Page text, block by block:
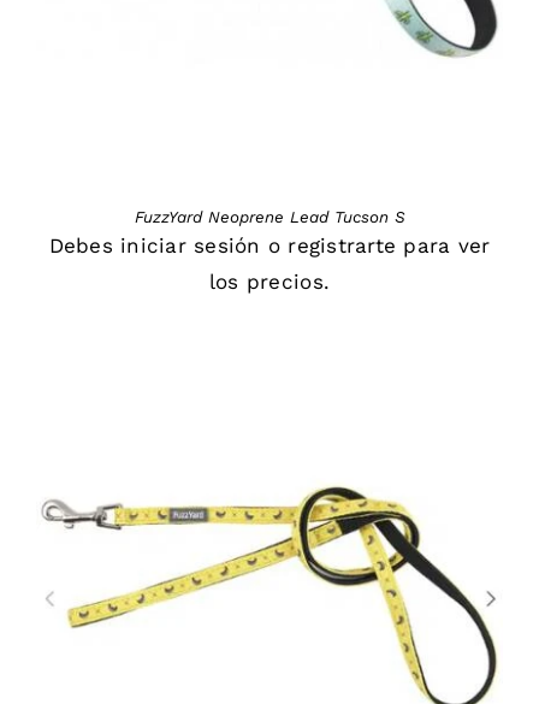
FuzzYard Neoprene Lead Tucson S
Debes iniciar sesión o registrarte para ver
los precios.